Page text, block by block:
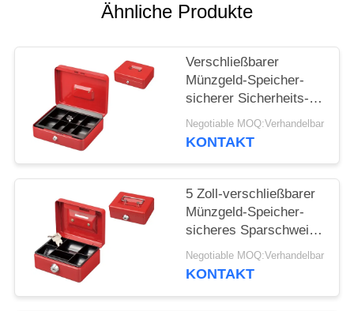
Ähnliche Produkte
Verschließbarer
Münzgeld-Speicher-
sicherer Sicherheits-
Kasten-Halter-Koffer
mit Fächern des
Negotiable MOQ:Verhandelbar
KONTAKT
5 Zoll-verschließbarer
Münzgeld-Speicher-
sicheres Sparschwein
mit Schlüsselverschluß
Negotiable MOQ:Verhandelbar
KONTAKT